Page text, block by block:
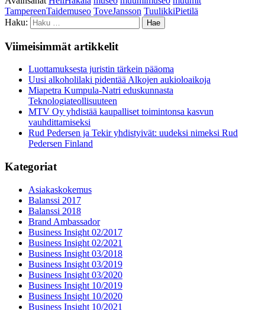
TampereenTaidemuseo ToveJansson TuulikkiPietilä
Haku:
Viimeisimmät artikkelit
Luottamuksesta juristin tärkein pääoma
Uusi alkoholilaki pidentää Alkojen aukioloaikoja
Miapetra Kumpula-Natri eduskunnasta
Teknologiateollisuuteen
MTV Oy yhdistää kaupalliset toimintonsa kasvun
vauhdittamiseksi
Rud Pedersen ja Tekir yhdistyivät: uudeksi nimeksi Rud
Pedersen Finland
Kategoriat
Asiakaskokemus
Balanssi 2017
Balanssi 2018
Brand Ambassador
Business Insight 02/2017
Business Insight 02/2021
Business Insight 03/2018
Business Insight 03/2019
Business Insight 03/2020
Business Insight 10/2019
Business Insight 10/2020
Business Insight 10/2021